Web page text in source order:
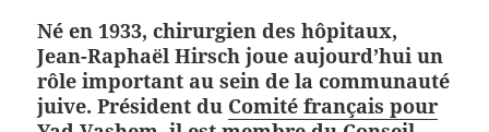
Né en 1933, chirurgien des hôpitaux,
Jean-Raphaël Hirsch joue aujourd’hui un
rôle important au sein de la communauté
juive. Président du Comité français pour